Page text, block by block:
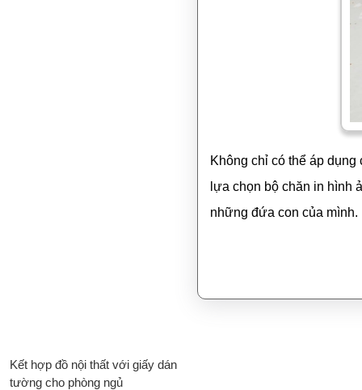
Không chỉ có thể áp
lựa chọn bộ chăn in hình
những đứa con của mình.
Kết hợp đồ nội thất với giấy dán
tường cho phòng ngủ